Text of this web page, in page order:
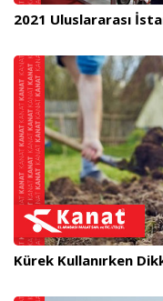
2021 Uluslararası
Kürek Kullanırken